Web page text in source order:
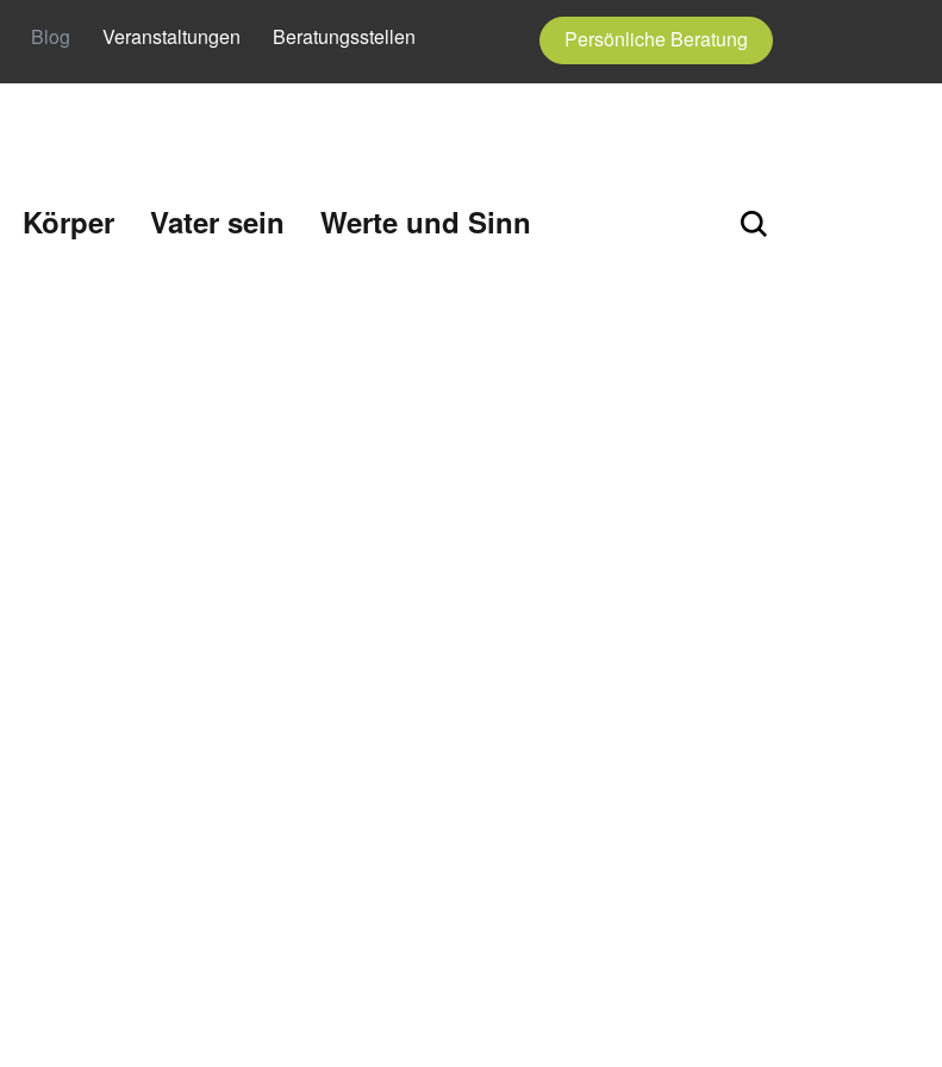
Blog Veranstaltungen Beratungsstellen Persönliche Beratung
Körper Vater sein Werte und Sinn